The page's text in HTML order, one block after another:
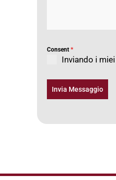
Consent *
Inviando i
Invia Messaggio